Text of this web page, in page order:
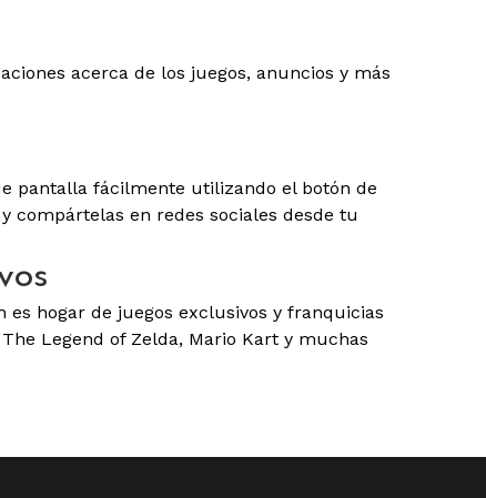
acerca de los juegos, anuncios y más
pantalla fácilmente utilizando el botón de
compártelas en redes sociales desde tu
es hogar de juegos exclusivos y franquicias
Legend of Zelda, Mario Kart y muchas